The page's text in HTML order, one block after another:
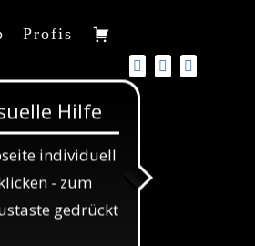
Profis